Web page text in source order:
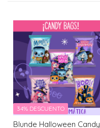
34% DESCUENTO
Blunde Halloween Candy